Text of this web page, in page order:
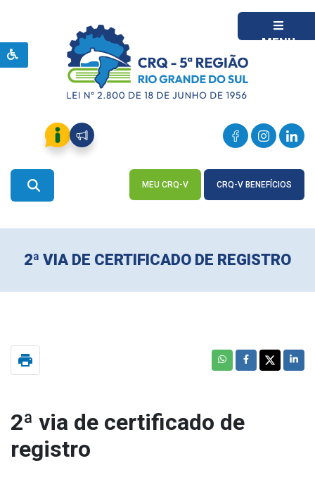
MENU
MEU CRQ-V CRQ-V BENEFÍCIOS
2ª VIA DE CERTIFICADO DE REGISTRO
print
2ª via de certificado de
registro